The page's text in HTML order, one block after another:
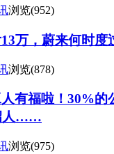
浏览(952)
万，蔚来何时度
浏览(878)
有福啦！30%的
人……
浏览(975)